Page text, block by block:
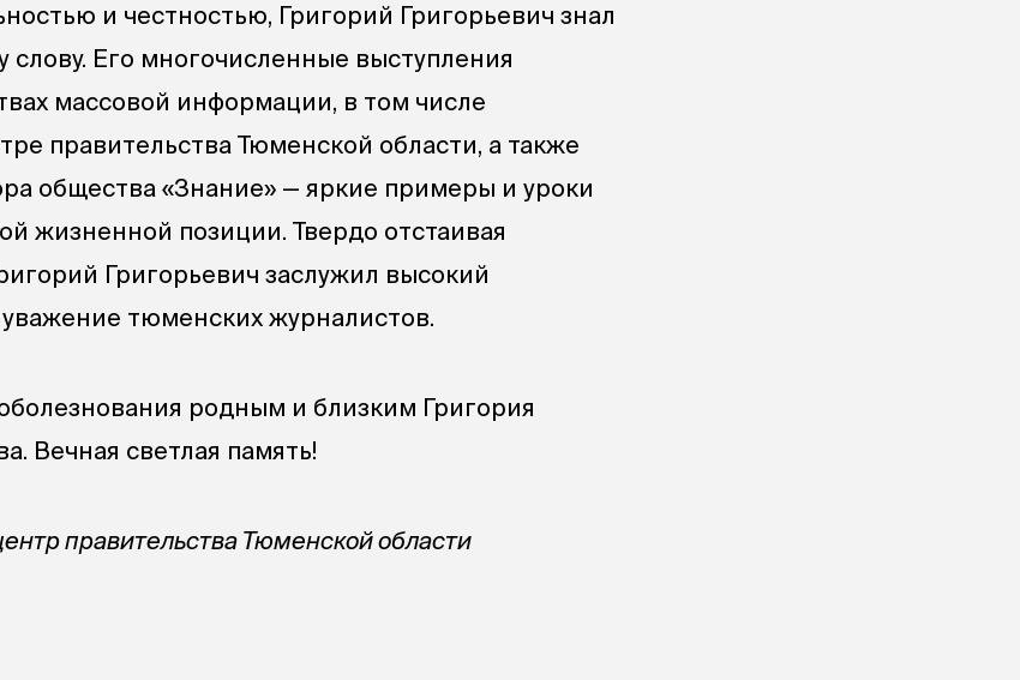
и честностью, Григорий Григорьевич знал
Его многочисленные выступления
массовой информации, в том числе
правительства Тюменской области, а также
общества «Знание» — яркие примеры и уроки
жизненной позиции. Твердо отстаивая
Григорьевич заслужил высокий
тюменских журналистов.
родным и близким Григория
Вечная светлая память!
правительства Тюменской области